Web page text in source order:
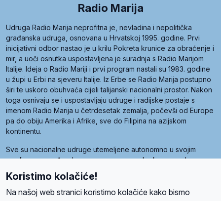
Radio Marija
Udruga Radio Marija neprofitna je, nevladina i nepolitička
građanska udruga, osnovana u Hrvatskoj 1995. godine. Prvi
inicijativni odbor nastao je u krilu Pokreta krunice za obraćenje i
mir, a uoči osnutka uspostavljena je suradnja s Radio Marijom
Italije. Ideja o Radio Mariji i prvi program nastali su 1983. godine
u župi u Erbi na sjeveru Italije. Iz Erbe se Radio Marija postupno
širi te uskoro obuhvaća cijeli talijanski nacionalni prostor. Nakon
toga osnivaju se i uspostavljaju udruge i radijske postaje s
imenom Radio Marija u četrdesetak zemalja, počevši od Europe
pa do obiju Amerika i Afrike, sve do Filipina na azijskom
kontinentu.
Sve su nacionalne udruge utemeljene autonomno u svojim
zemljama, a međusobna su povezane preko krovne udruge
pod nazivom Svjetska obitelj Radio Marije (World Family of
Radio Maria). Svjetsku obitelj utemeljilo je sedam članica, među
kojima je i hrvatska Udruga Radio Marija.
Koristimo kolačiće!
Na našoj web stranici koristimo kolačiće kako bismo